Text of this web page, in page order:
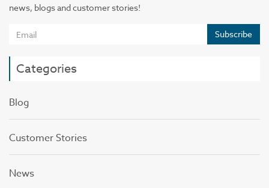
news, blogs and customer stories!
Subscribe
Categories
Blog
Customer Stories
News